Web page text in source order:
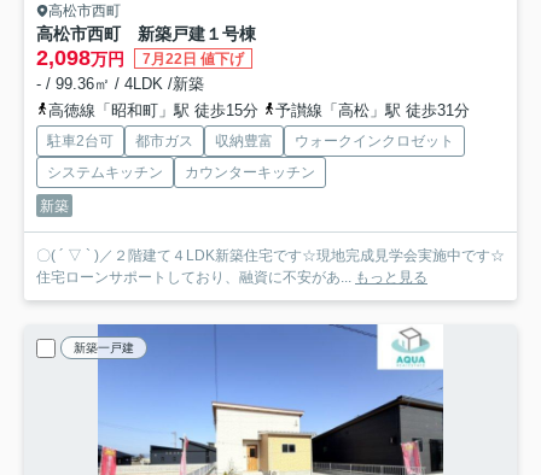
高松市西町
高松市西町 新築戸建１号棟
2,098万円 7月22日 値下げ
- / 99.36㎡ / 4LDK /新築
高徳線「昭和町」駅 徒歩15分
予讃線「高松」駅 徒歩31分
駐車2台可 都市ガス 収納豊富
ウォークインクロゼット
システムキッチン
カウンターキッチン
新築
〇( ´ ▽ ` )／２階建て４LDK新築住宅です☆現地完成見学会実施中です☆
住宅ローンサポートしており、融資に不安があ...
もっと見る
新築一戸建